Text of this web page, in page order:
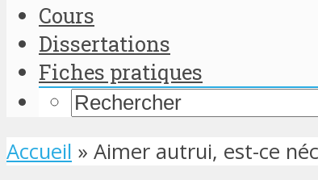
Cours
Dissertations
Fiches pratiques
Accueil » Aimer autrui, est-ce